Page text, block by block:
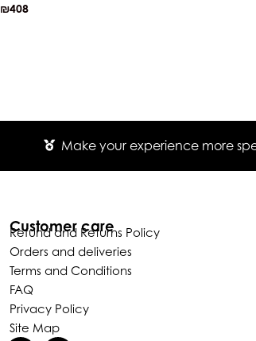
₪408
Make your experience more
Customer care
Refund and Returns Policy
Orders and deliveries
Terms and Conditions
FAQ
Privacy Policy
Site Map